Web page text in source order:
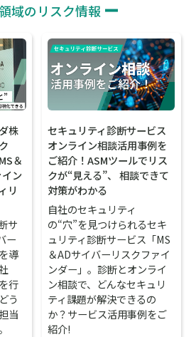
域のリスク情報
株
＆
ン
リ
サ
ー
導
行
う
当
セキュリティ診断サービス
オンライン相談活用事例を
ご紹介！ASMツールでリス
クが“見える”、 相談できて
対策がわかる
自社のセキュリティ
の“穴”を見つけられるセキ
ュリティ診断サービス「MS
＆ADサイバーリスクファイ
ンダー」。診断とオンライ
ン相談で、どんなセキュリ
ティ課題が解決できるの
か？サービス活用事例をご
紹介!